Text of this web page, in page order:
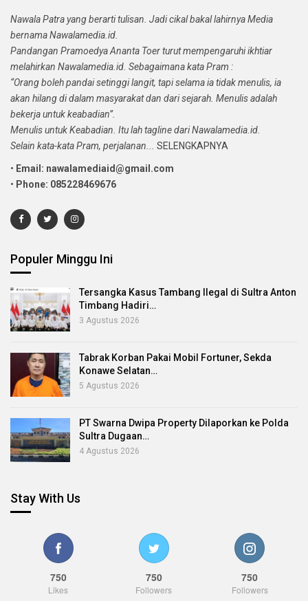
Nawala Patra yang berarti tulisan. Jadi cikal bakal lahirnya Media
bernama Nawalamedia.id.
Pandangan Pramoedya Ananta Toer turut mempengaruhi ikhtiar
melahirkan Nawalamedia.id. Sebagaimana kata Pram :
“Orang boleh pandai setinggi langit, tapi selama ia tidak menulis, ia
akan hilang di dalam masyarakat dan dari sejarah. Menulis adalah
bekerja untuk keabadian”.
Menulis untuk Keabadian. Itu lah tagline dari Nawalamedia.id.
Selain kata-kata Pram, perjalanan...
SELENGKAPNYA
• Email: nawalamediaid@gmail.com
• Phone: 085228469676
Populer Minggu Ini
Tersangka Kasus Tambang Ilegal di Sultra Anton
Timbang Hadiri…
3 Agustus 2026
Tabrak Korban Pakai Mobil Fortuner, Sekda
Konawe Selatan…
5 Agustus 2026
PT Swarna Dwipa Property Dilaporkan ke Polda
Sultra Dugaan…
4 Agustus 2026
Stay With Us
750
Likes
750
Followers
750
Followers